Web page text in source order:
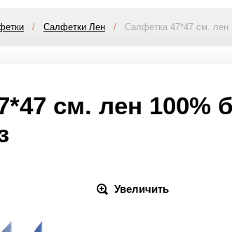
/ Салфетки Лен / Салфетка 47*47 см. лен
см. лен 100%
Увеличить